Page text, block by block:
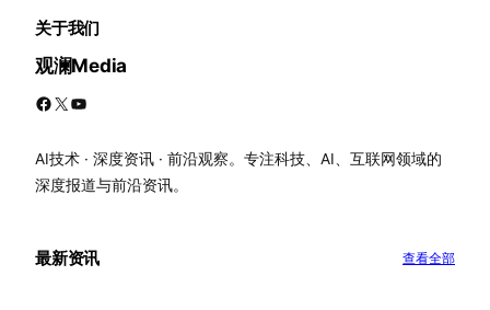
关于我们
观澜Media
Facebook X YouTube
AI技术 · 深度资讯 · 前沿观察。专注科技、AI、互联网领域的
深度报道与前沿资讯。
最新资讯 查看全部